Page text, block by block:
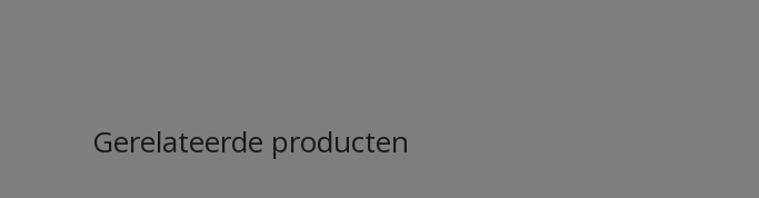
Gerelateerde producten